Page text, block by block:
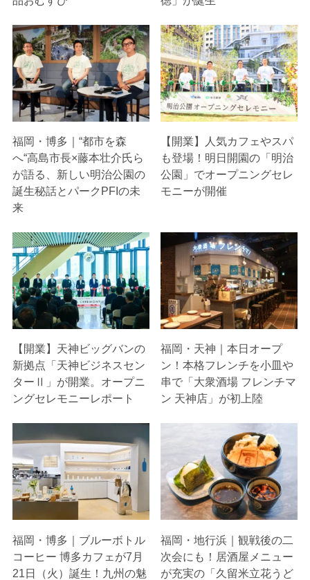
福岡・博多｜“都市を森
へ“高島市長×藤本壮介氏ら
が語る、新しい明治公園の
誕生秘話とパークPFIの未
来
【開業】人気カフェやスパ
も登場！明日開園の「明治
公園」でオープニングセレ
モニーが開催
【開業】天神ビッグバンの
新拠点「天神ビジネスセン
ターⅡ」が開業。オープニ
ングセレモニーレポート
福岡・天神｜本日オープ
ン！本格フレンチを小皿や
串で「大衆酒場 フレンチマ
ン 天神店」が初上陸
福岡・博多｜ブルーボトル
コーヒー 博多カフェが7月
21日（火）誕生！九州の魅
福岡・地行浜｜観戦後の二
次会にも！居酒屋メニュー
が充実の「久留米立花うど